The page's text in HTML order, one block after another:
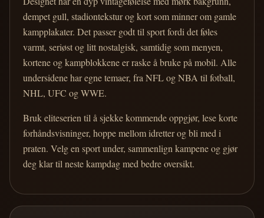
dempet gull, stadiontekstur og kort som minner om gamle
kampplakater. Det passer godt til sport fordi det føles
varmt, seriøst og litt nostalgisk, samtidig som menyen,
kortene og kampblokkene er raske å bruke på mobil. Alle
undersidene har egne temaer, fra NFL og NBA til fotball,
NHL, UFC og WWE.
Bruk eliteserien til å sjekke kommende oppgjør, lese korte
forhåndsvisninger, hoppe mellom idretter og bli med i
praten. Velg en sport under, sammenlign kampene og gjør
deg klar til neste kampdag med bedre oversikt.